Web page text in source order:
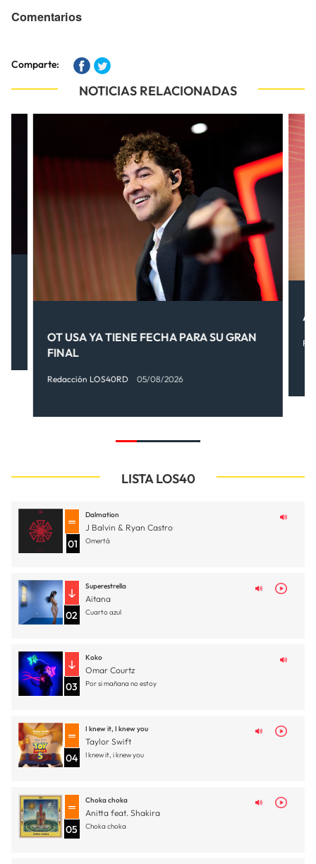
Comentarios
Comparte:
NOTICIAS RELACIONADAS
OT USA YA TIENE FECHA PARA SU GRAN
FINAL
Redacción LOS40RD 05/08/2026
LISTA LOS40
01
Dalmation
J Balvin & Ryan Castro
Omertá
02
Superestrella
Aitana
Cuarto azul
03
Koko
Omar Courtz
Por si mañana no estoy
04
I knew it, I knew you
Taylor Swift
I knew it, i knew you
05
Choka choka
Anitta feat. Shakira
Choka choka